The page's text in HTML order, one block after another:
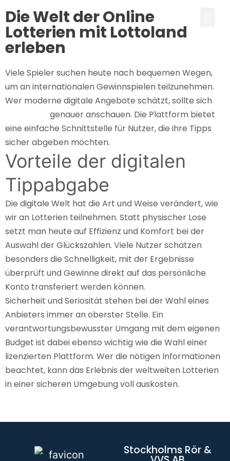
Die Welt der Online
Lotterien mit Lottoland
erleben
Viele Spieler suchen heute nach bequemen Wegen,
um an internationalen Gewinnspielen teilzunehmen.
Wer moderne digitale Angebote schätzt, sollte sich
genauer anschauen. Die Plattform bietet
eine einfache Schnittstelle für Nutzer, die ihre Tipps
sicher abgeben möchten.
Vorteile der digitalen
Tippabgabe
Die digitale Welt hat die Art und Weise verändert, wie
wir an Lotterien teilnehmen. Statt physischer Lose
setzt man heute auf Effizienz und Komfort bei der
Auswahl der Glückszahlen. Viele Nutzer schätzen
besonders die Schnelligkeit, mit der Ergebnisse
überprüft und Gewinne direkt auf das persönliche
Konto transferiert werden können.
Sicherheit und Seriosität stehen bei der Wahl eines
Anbieters immer an oberster Stelle. Ein
verantwortungsbewusster Umgang mit dem eigenen
Budget ist dabei ebenso wichtig wie die Wahl einer
lizenzierten Plattform. Wer die nötigen Informationen
beachtet, kann das Erlebnis der weltweiten Lotterien
in einer sicheren Umgebung voll auskosten.
Stockholms Rör &